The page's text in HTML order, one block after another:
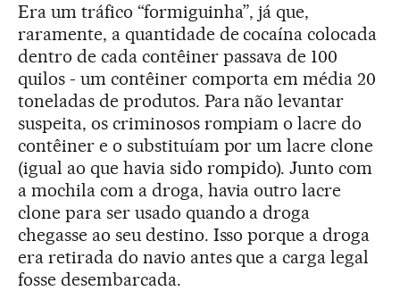
Era um tráfico “formiguinha”, já que,
raramente, a quantidade de cocaína colocada
dentro de cada contêiner passava de 100
quilos - um contêiner comporta em média 20
toneladas de produtos. Para não levantar
suspeita, os criminosos rompiam o lacre do
contêiner e o substituíam por um lacre clone
(igual ao que havia sido rompido). Junto com
a mochila com a droga, havia outro lacre
clone para ser usado quando a droga
chegasse ao seu destino. Isso porque a droga
era retirada do navio antes que a carga legal
fosse desembarcada.